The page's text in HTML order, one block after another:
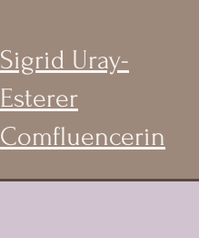
Sigrid Uray-
Esterer
Comfluencerin